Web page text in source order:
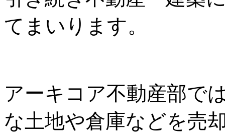
てまいります。
アーキコア不動産部で
な土地や倉庫などを売